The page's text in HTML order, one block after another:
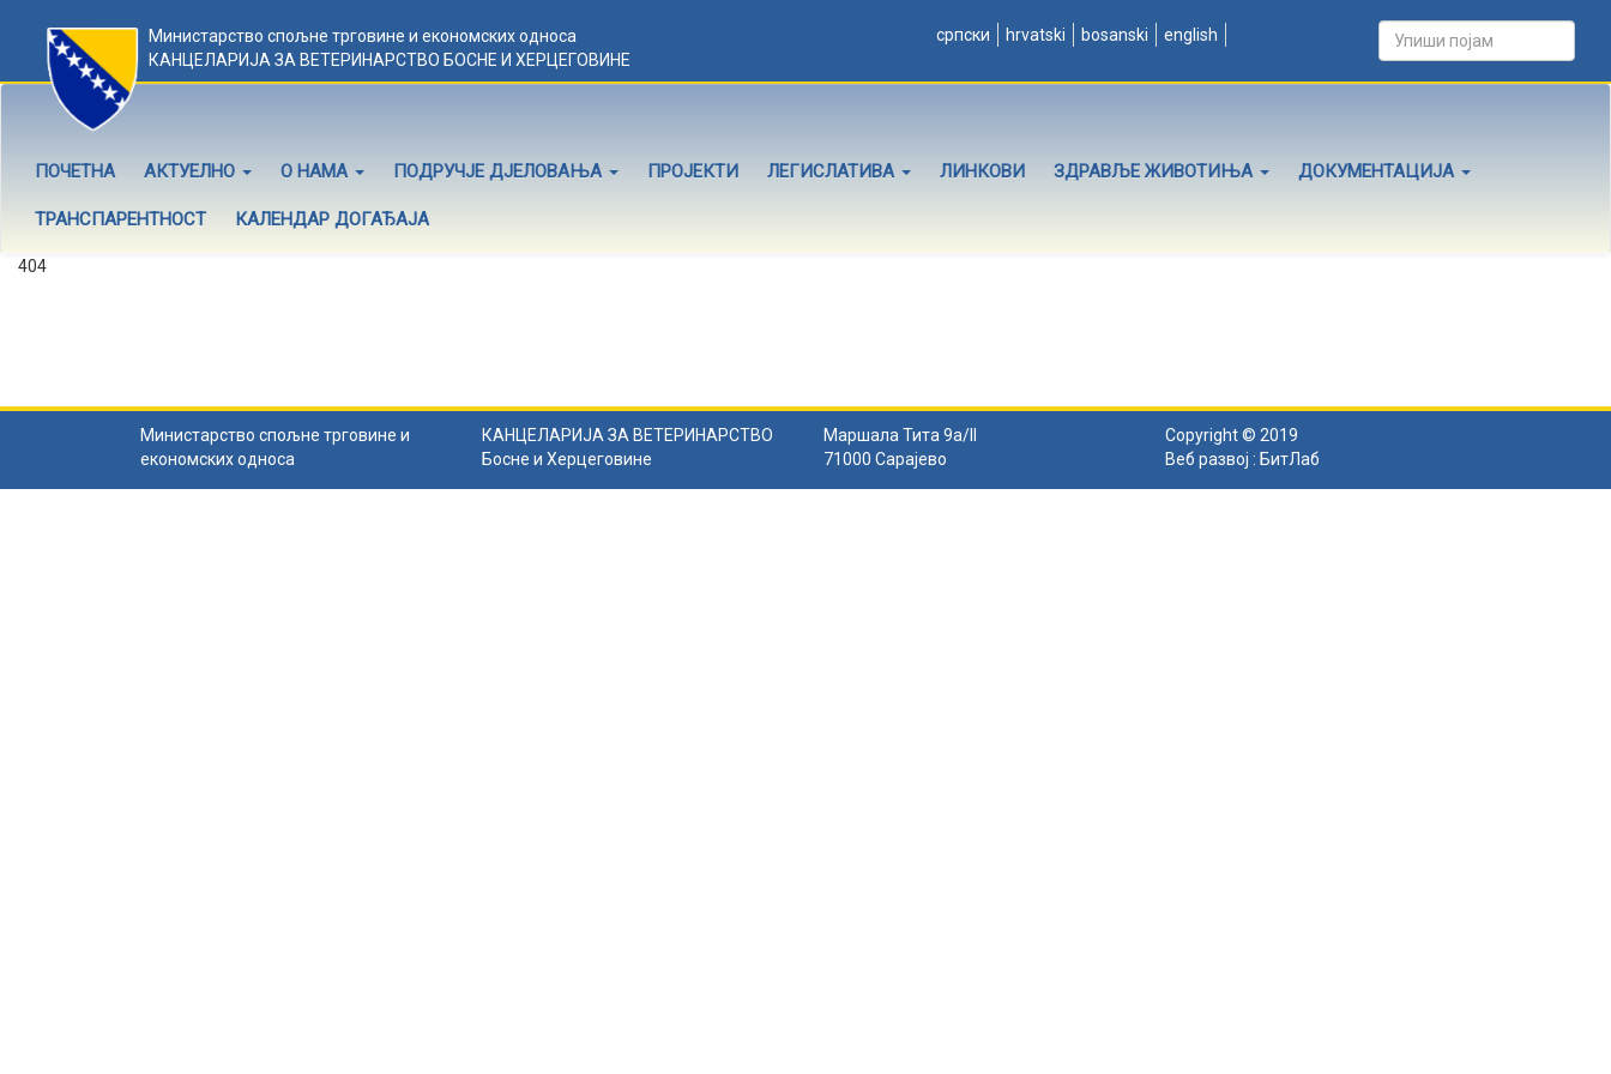
Министарство спољне трговине и економских односа
КАНЦЕЛАРИЈА ЗА ВЕТЕРИНАРСТВО БОСНЕ И ХЕРЦЕГОВИНЕ
српски hrvatski bosanski english
ПОЧЕТНА АКТУЕЛНО О НАМА ПОДРУЧЈЕ ДЈЕЛОВАЊА ПРОЈЕКТИ ЛЕГИСЛАТИВА ЛИНКОВИ ЗДРАВЉЕ ЖИВОТИЊА ДОКУМЕНТАЦИЈА
ТРАНСПАРЕНТНОСТ КАЛЕНДАР ДОГАЂАЈА
404
Министарство спољне трговине и
економских односа
КАНЦЕЛАРИЈА ЗА ВЕТЕРИНАРСТВО
Босне и Херцеговине
Маршала Тита 9а/II
71000 Сарајево
Copyright © 2019
Веб развој : БитЛаб